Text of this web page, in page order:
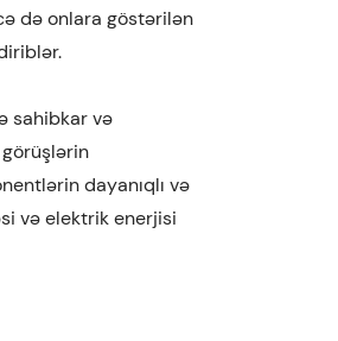
də onlara göstərilən
sahibkar və
dayanıqlı və
və elektrik enerjisi